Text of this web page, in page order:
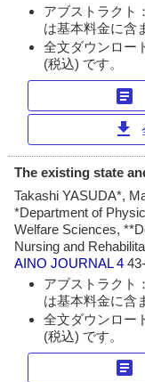
アブストラクト
は基本料金に含
全文ダウンロー
(税込) です。
article
download
The existing state
Takashi YASUDA*,
*Department of
Welfare Sciences,
Nursing and
AINO JOURNAL 4
アブストラクト
は基本料金に含
全文ダウンロー
(税込) です。
article